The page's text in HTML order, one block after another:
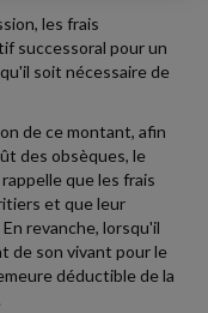
les frais
successoral pour un
soit nécessaire de
de ce montant, afin
des obsèques, le
que les frais
et que leur
revanche, lorsqu'il
de son vivant pour le
déductible de la